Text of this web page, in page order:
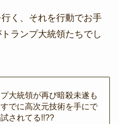
く、それを行動でお手
ランプ大統領たちでし
プ大統領が再び暗殺未遂も
すでに高次元技術を手にで
されてる!!??